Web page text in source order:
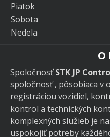
Piatok
Sobota
Nedela
O
SpoločnosťSTK JP
spoločnosť , pôsobiaca v
registráciou vozidiel,
kontrol a technických
komplexných služieb je
uspokojiť potreby